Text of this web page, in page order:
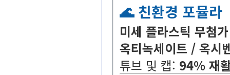
🌊친환경포뮬라
미세플라스틱무첨가
옥티녹세이트/옥시
튜브및캡: 94%재